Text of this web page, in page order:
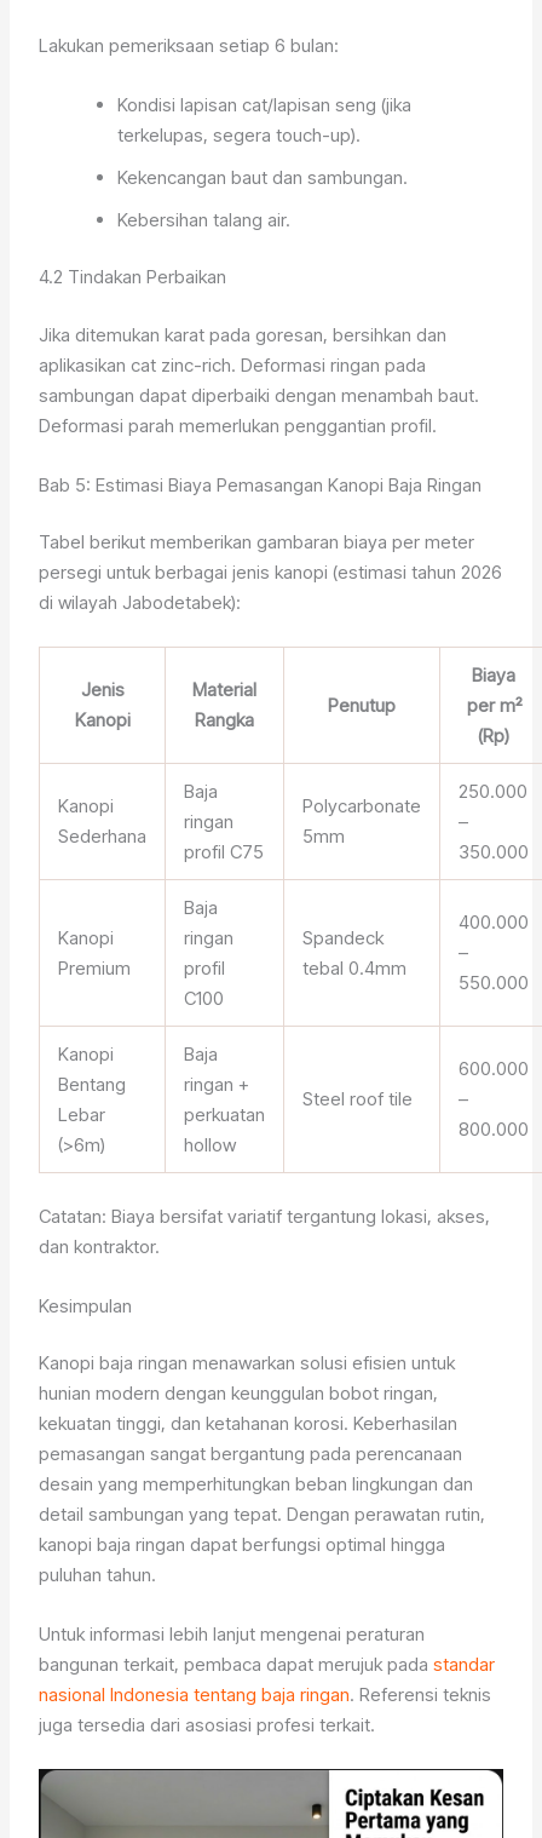
Lakukan pemeriksaan setiap 6 bulan:
Kondisi lapisan cat/lapisan seng (jika
terkelupas, segera touch-up).
Kekencangan baut dan sambungan.
Kebersihan talang air.
4.2 Tindakan Perbaikan
Jika ditemukan karat pada goresan, bersihkan dan
aplikasikan cat zinc-rich. Deformasi ringan pada
sambungan dapat diperbaiki dengan menambah baut.
Deformasi parah memerlukan penggantian profil.
Bab 5: Estimasi Biaya Pemasangan Kanopi Baja Ringan
Tabel berikut memberikan gambaran biaya per meter
persegi untuk berbagai jenis kanopi (estimasi tahun 2026
di wilayah Jabodetabek):
Jenis
Kanopi
Material
Rangka
Penutup
Biaya
per m²
(Rp)
Kanopi
Sederhana
Baja
ringan
profil C75
Polycarbonate
5mm
250.000
–
350.000
Kanopi
Premium
Baja
ringan
profil
C100
Spandeck
tebal 0.4mm
400.000
–
550.000
Kanopi
Bentang
Lebar
(>6m)
Baja
ringan +
perkuatan
hollow
Steel roof tile
600.000
–
800.000
Catatan: Biaya bersifat variatif tergantung lokasi, akses,
dan kontraktor.
Kesimpulan
Kanopi baja ringan menawarkan solusi efisien untuk
hunian modern dengan keunggulan bobot ringan,
kekuatan tinggi, dan ketahanan korosi. Keberhasilan
pemasangan sangat bergantung pada perencanaan
desain yang memperhitungkan beban lingkungan dan
detail sambungan yang tepat. Dengan perawatan rutin,
kanopi baja ringan dapat berfungsi optimal hingga
puluhan tahun.
Untuk informasi lebih lanjut mengenai peraturan
bangunan terkait, pembaca dapat merujuk padastandar
nasional Indonesia tentang baja ringan. Referensi teknis
juga tersedia dari asosiasi profesi terkait.